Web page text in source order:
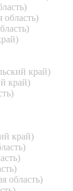
область)
край)
край)
край)
область)